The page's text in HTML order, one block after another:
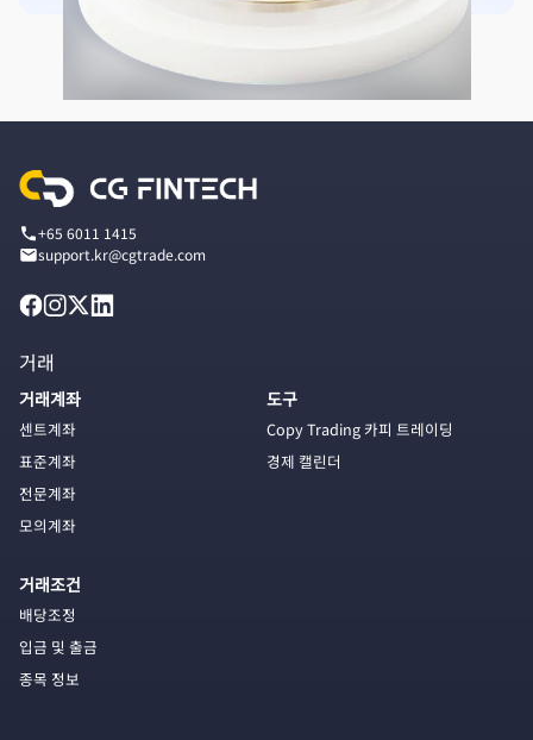
+65 6011 1415
support.kr@cgtrade.com
거래
거래계좌
센트계좌
표준계좌
전문계좌
모의계좌
거래조건
배당조정
입금 및 출금
종목 정보
도구
Copy Trading 카피 트레이딩
경제 캘린더